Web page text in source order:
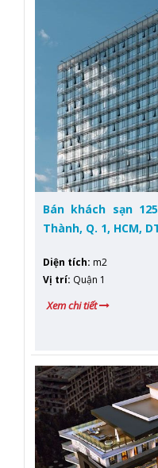
Bán khách sạn
Thành, Q. 1, HCM,
Diện tích: m2
Vị trí: Quận 1
Xem chi tiết